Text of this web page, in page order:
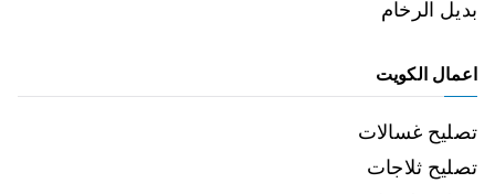
بديل الرخام
اعمال الكويت
تصليح غسالات
تصليح ثلاجات